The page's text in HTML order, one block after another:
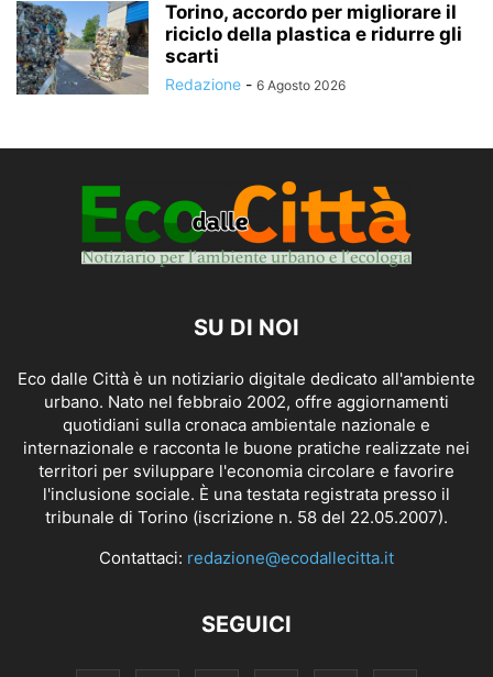
Torino, accordo per migliorare il
riciclo della plastica e ridurre gli
scarti
Redazione - 6 Agosto 2026
SU DI NOI
Eco dalle Città è un notiziario digitale dedicato all'ambiente
urbano. Nato nel febbraio 2002, offre aggiornamenti
quotidiani sulla cronaca ambientale nazionale e
internazionale e racconta le buone pratiche realizzate nei
territori per sviluppare l'economia circolare e favorire
l'inclusione sociale. È una testata registrata presso il
tribunale di Torino (iscrizione n. 58 del 22.05.2007).
Contattaci: redazione@ecodallecitta.it
SEGUICI